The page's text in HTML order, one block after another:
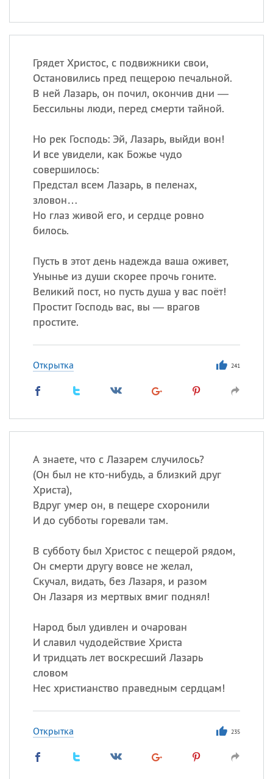
Грядет Христос, с подвижники свои,
Остановились пред пещерою печальной.
В ней Лазарь, он почил, окончив дни —
Бессильны люди, перед смерти тайной.
Но рек Господь: Эй, Лазарь, выйди вон!
И все увидели, как Божье чудо
совершилось:
Предстал всем Лазарь, в пеленах,
зловон…
Но глаз живой его, и сердце ровно
билось.
Пусть в этот день надежда ваша оживет,
Унынье из души скорее прочь гоните.
Великий пост, но пусть душа у вас поёт!
Простит Господь вас, вы — врагов
простите.
Открытка 241
А знаете, что с Лазарем случилось?
(Он был не кто-нибудь, а близкий друг
Христа),
Вдруг умер он, в пещере схоронили
И до субботы горевали там.
В субботу был Христос с пещерой рядом,
Он смерти другу вовсе не желал,
Скучал, видать, без Лазаря, и разом
Он Лазаря из мертвых вмиг поднял!
Народ был удивлен и очарован
И славил чудодействие Христа
И тридцать лет воскресший Лазарь
словом
Нес христианство праведным сердцам!
Открытка 235